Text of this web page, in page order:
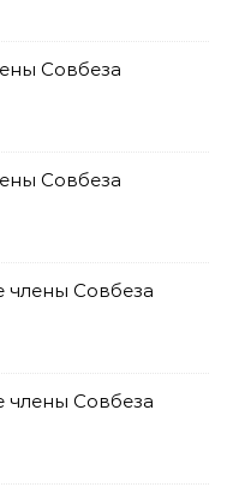
Совбеза
Совбеза
Совбеза
Совбеза